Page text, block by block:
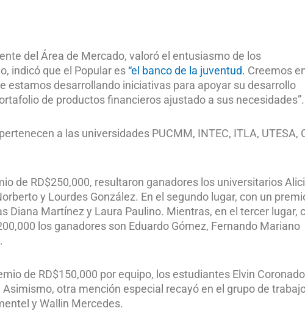
del Área de Mercado, valoró el entusiasmo de los
indicó que el Popular es “el banco de la juventud. Creemos
estamos desarrollando iniciativas para apoyar su desarrollo
de productos financieros ajustado a sus necesidades”.
a las universidades PUCMM, INTEC, ITLA, UTESA,
de RD$250,000, resultaron ganadores los universitarios
y Lourdes González. En el segundo lugar, con un
Diana Martínez y Laura Paulino. Mientras, en el tercer lugar,
los ganadores son Eduardo Gómez, Fernando Mariano
de RD$150,000 por equipo, los estudiantes Elvin
otra mención especial recayó en el grupo de
y Wallin Mercedes.